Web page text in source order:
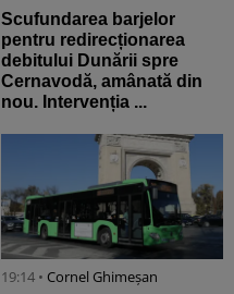
Scufundarea barjelor
pentru redirecționarea
debitului Dunării spre
Cernavodă, amânată din
nou. Intervenția ...
19:14 • Cornel Ghimeșan